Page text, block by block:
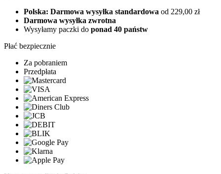
Polska: Darmowa wysyłka standardowa od 229,00 zł
Darmowa wysyłka zwrotna
Wysyłamy paczki do ponad 40 państw
Płać bezpiecznie
Za pobraniem
Przedpłata